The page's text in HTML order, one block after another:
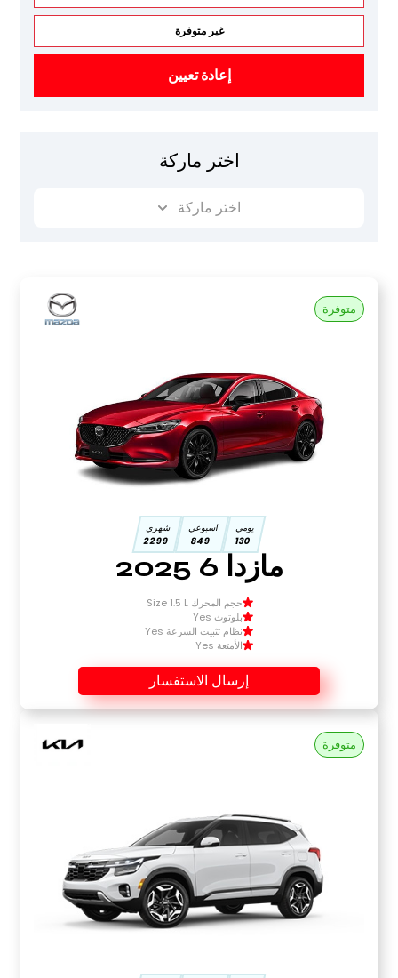
غير متوفرة
إعادة تعيين
اختر ماركة
اختر ماركة
متوفرة
يومي
130
اسبوعي
849
شهري
2299
مازدا 6 2025
حجم المحرك Size 1.5 L
بلوتوث Yes
نظام تثبيت السرعة Yes
الأمتعة Yes
إرسال الاستفسار
متوفرة